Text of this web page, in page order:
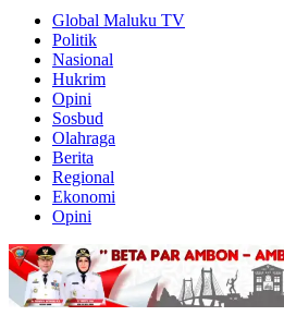
Global Maluku TV
Politik
Nasional
Hukrim
Opini
Sosbud
Olahraga
Berita
Regional
Ekonomi
Opini